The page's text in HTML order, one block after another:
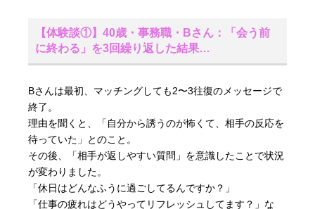
【体験談①】40歳・事務職・Bさん：「会う前
に終わる」を3回繰り返した結果…
Bさんは最初、マッチングしても2〜3往復のメッセージで
終了。
理由を聞くと、「自分から誘うのが怖くて、相手の反応を
待っていた」とのこと。
その後、「相手が返しやすい質問」を意識したことで状況
が変わりました。
「休日はどんなふうに過ごしてるんですか？」
「仕事の疲れはどうやってリフレッシュしてます？」な